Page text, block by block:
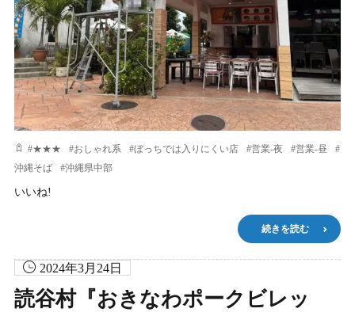
#★★★ #おしゃれ系 #ぼっちでは入りにくい店 #営業-夜 #営業-昼
#
沖縄そば
#沖縄県中部
いいね!
続きを読む
2024年3月24日
読谷村『おきなわポークビレッ